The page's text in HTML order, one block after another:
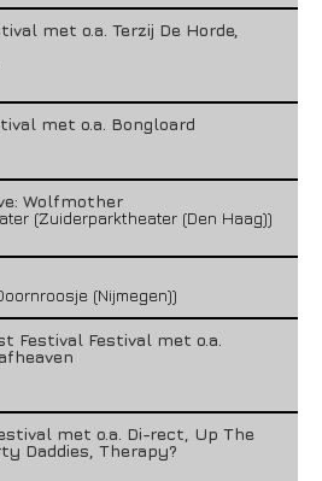
met o.a. Terzij De Horde,
met o.a. Bongloard
Wolfmother
(Zuiderparktheater (Den Haag))
(Nijmegen))
Festival Festival met o.a.
met o.a. Di-rect, Up The
Daddies, Therapy?